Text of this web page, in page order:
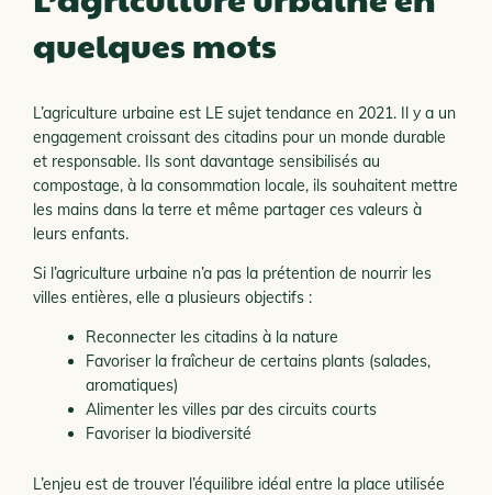
quelques mots
L’agriculture urbaine est LE sujet tendance en 2021. Il y a un
engagement croissant des citadins pour un monde durable
et responsable. Ils sont davantage sensibilisés au
compostage, à la consommation locale, ils souhaitent mettre
les mains dans la terre et même partager ces valeurs à
leurs enfants.
Si l’agriculture urbaine n’a pas la prétention de nourrir les
villes entières, elle a plusieurs objectifs :
Reconnecter les citadins à la nature
Favoriser la fraîcheur de certains plants (salades,
aromatiques)
Alimenter les villes par des circuits courts
Favoriser la biodiversité
L’enjeu est de trouver l’équilibre idéal entre la place utilisée